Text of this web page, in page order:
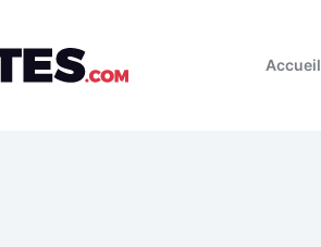
Accueil